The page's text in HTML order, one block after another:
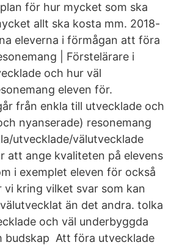
för hur mycket som ska
allt ska kosta mm. 2018-
eleverna i förmågan att föra
| Förstelärare i
och hur väl
eleven för.
från enkla till utvecklade och
nyanserade) resonemang
utvecklade/välutvecklade
att ange kvaliteten på elevens
i exemplet eleven för också
kring vilket svar som kan
än det andra. tolka
och väl underbyggda
budskap Att föra utvecklade